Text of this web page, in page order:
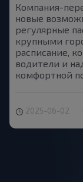
Компания-
новые
регулярные
крупными
расписание,
водители и
комфортной
2025-06-02